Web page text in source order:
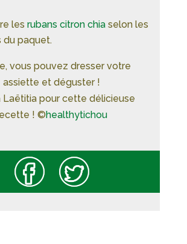
les rubans citron chiaselon les
du paquet.
vous pouvez dresser votre
assiette et déguster !
Laëtitia pour cette délicieuse
! ©healthytichou